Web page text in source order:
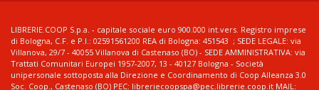
LIBRERIE.COOP S.p.a. - capitale sociale euro 900.000 int.vers. Registro imprese
di Bologna, C.F. e P.I.: 02591561200 REA di Bologna: 451543 ; SEDE LEGALE: via
Villanova, 29/7 - 40055 Villanova di Castenaso (BO) - SEDE AMMINISTRATIVA: via
Trattati Comunitari Europei 1957-2007, 13 - 40127 Bologna - Società
unipersonale sottoposta alla Direzione e Coordinamento di Coop Alleanza 3.0
Soc. Coop., Castenaso (BO) PEC: libreriecoopspa@pec.librerie.coop.it MAIL: